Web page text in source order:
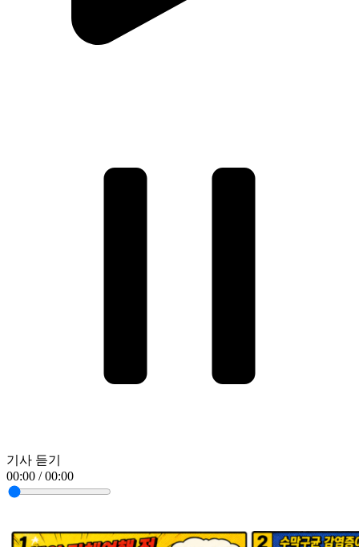
기사 듣기
00:00 / 00:00